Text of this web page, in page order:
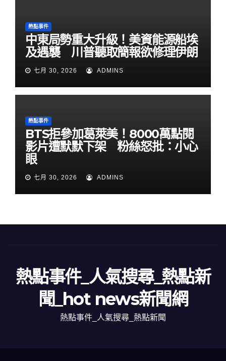
熱點事件
中東局勢重大升級！美資能源船埃
及遇襲 川普聽取簡報欲修理伊朗
七月 30, 2026 ADMINS
熱點事件
BTS拒參加葛萊美！8000萬點閱
影片遭默默下架 粉絲怒批：小心
眼
七月 30, 2026 ADMINS
熱點事件_人氣搜尋_熱點新
聞_hot news新聞網
熱點事件_人氣搜尋_熱點新聞